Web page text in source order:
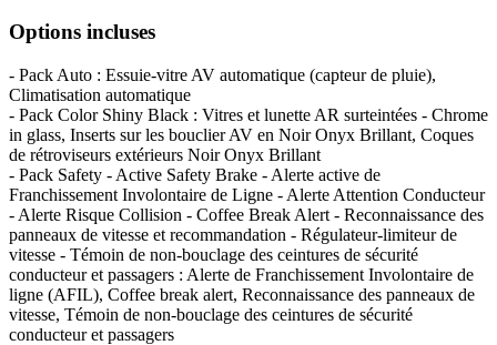
Options incluses
- Pack Auto : Essuie-vitre AV automatique (capteur de pluie),
Climatisation automatique
- Pack Color Shiny Black : Vitres et lunette AR surteintées - Chrome
in glass, Inserts sur les bouclier AV en Noir Onyx Brillant, Coques
de rétroviseurs extérieurs Noir Onyx Brillant
- Pack Safety - Active Safety Brake - Alerte active de
Franchissement Involontaire de Ligne - Alerte Attention Conducteur
- Alerte Risque Collision - Coffee Break Alert - Reconnaissance des
panneaux de vitesse et recommandation - Régulateur-limiteur de
vitesse - Témoin de non-bouclage des ceintures de sécurité
conducteur et passagers : Alerte de Franchissement Involontaire de
ligne (AFIL), Coffee break alert, Reconnaissance des panneaux de
vitesse, Témoin de non-bouclage des ceintures de sécurité
conducteur et passagers